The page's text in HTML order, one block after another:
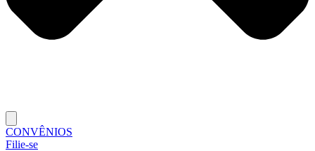
CONVÊNIOS
Filie-se